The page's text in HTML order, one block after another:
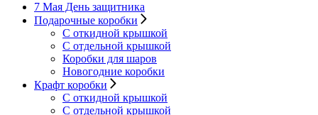
7 Мая День защитника
Подарочные коробки
С откидной крышкой
С отдельной крышкой
Коробки для шаров
Новогодние коробки
Крафт коробки
С откидной крышкой
С отдельной крышкой